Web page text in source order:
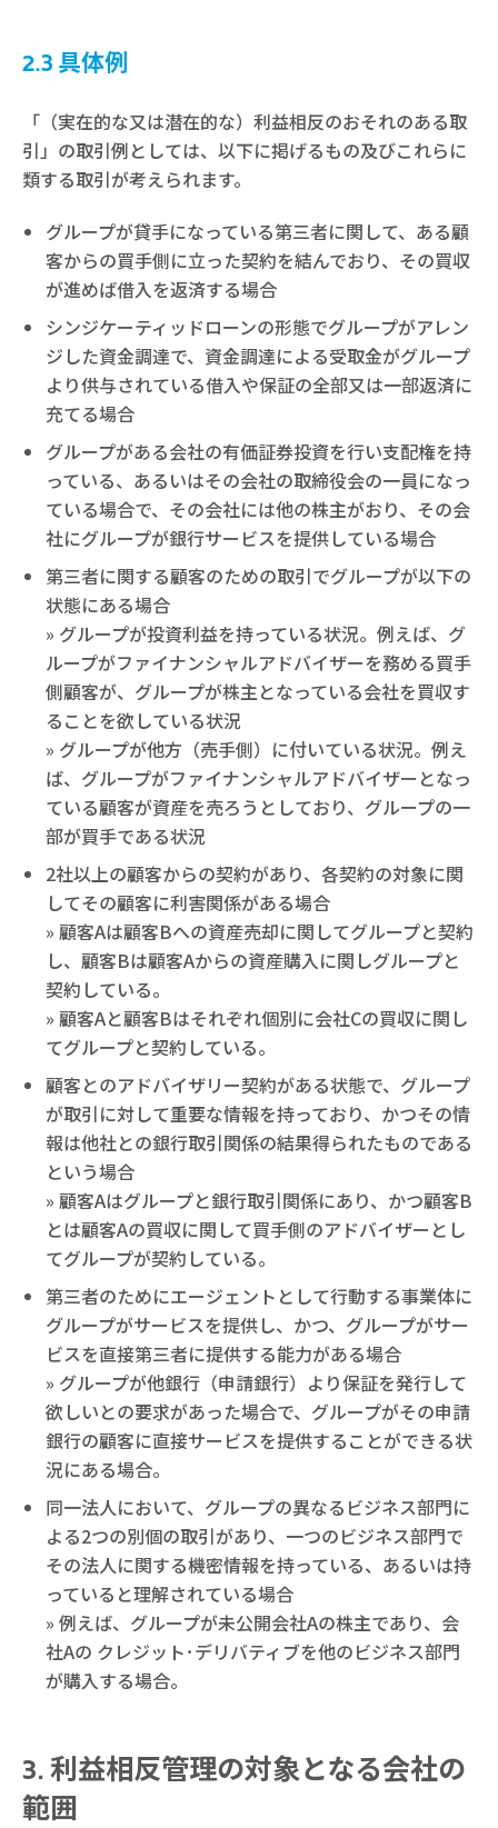
2.3 具体例
「（実在的な又は潜在的な）利益相反のおそれのある取
引」の取引例としては、以下に掲げるもの及びこれらに
類する取引が考えられます。
グループが貸手になっている第三者に関して、ある顧
客からの買手側に立った契約を結んでおり、その買収
が進めば借入を返済する場合
シンジケーティッドローンの形態でグループがアレン
ジした資金調達で、資金調達による受取金がグループ
より供与されている借入や保証の全部又は一部返済に
充てる場合
グループがある会社の有価証券投資を行い支配権を持
っている、あるいはその会社の取締役会の一員になっ
ている場合で、その会社には他の株主がおり、その会
社にグループが銀行サービスを提供している場合
第三者に関する顧客のための取引でグループが以下の
状態にある場合
» グループが投資利益を持っている状況。例えば、グ
ループがファイナンシャルアドバイザーを務める買手
側顧客が、グループが株主となっている会社を買収す
ることを欲している状況
» グループが他方（売手側）に付いている状況。例え
ば、グループがファイナンシャルアドバイザーとなっ
ている顧客が資産を売ろうとしており、グループの一
部が買手である状況
2社以上の顧客からの契約があり、各契約の対象に関
してその顧客に利害関係がある場合
» 顧客Aは顧客Bへの資産売却に関してグループと契約
し、顧客Bは顧客Aからの資産購入に関しグループと
契約している。
» 顧客Aと顧客Bはそれぞれ個別に会社Cの買収に関し
てグループと契約している。
顧客とのアドバイザリー契約がある状態で、グループ
が取引に対して重要な情報を持っており、かつその情
報は他社との銀行取引関係の結果得られたものである
という場合
» 顧客Aはグループと銀行取引関係にあり、かつ顧客B
とは顧客Aの買収に関して買手側のアドバイザーとし
てグループが契約している。
第三者のためにエージェントとして行動する事業体に
グループがサービスを提供し、かつ、グループがサー
ビスを直接第三者に提供する能力がある場合
» グループが他銀行（申請銀行）より保証を発行して
欲しいとの要求があった場合で、グループがその申請
銀行の顧客に直接サービスを提供することができる状
況にある場合。
同一法人において、グループの異なるビジネス部門に
よる2つの別個の取引があり、一つのビジネス部門で
その法人に関する機密情報を持っている、あるいは持
っていると理解されている場合
» 例えば、グループが未公開会社Aの株主であり、会
社Aの クレジット･デリバティブを他のビジネス部門
が購入する場合。
利益相反管理の対象となる会社の
範囲